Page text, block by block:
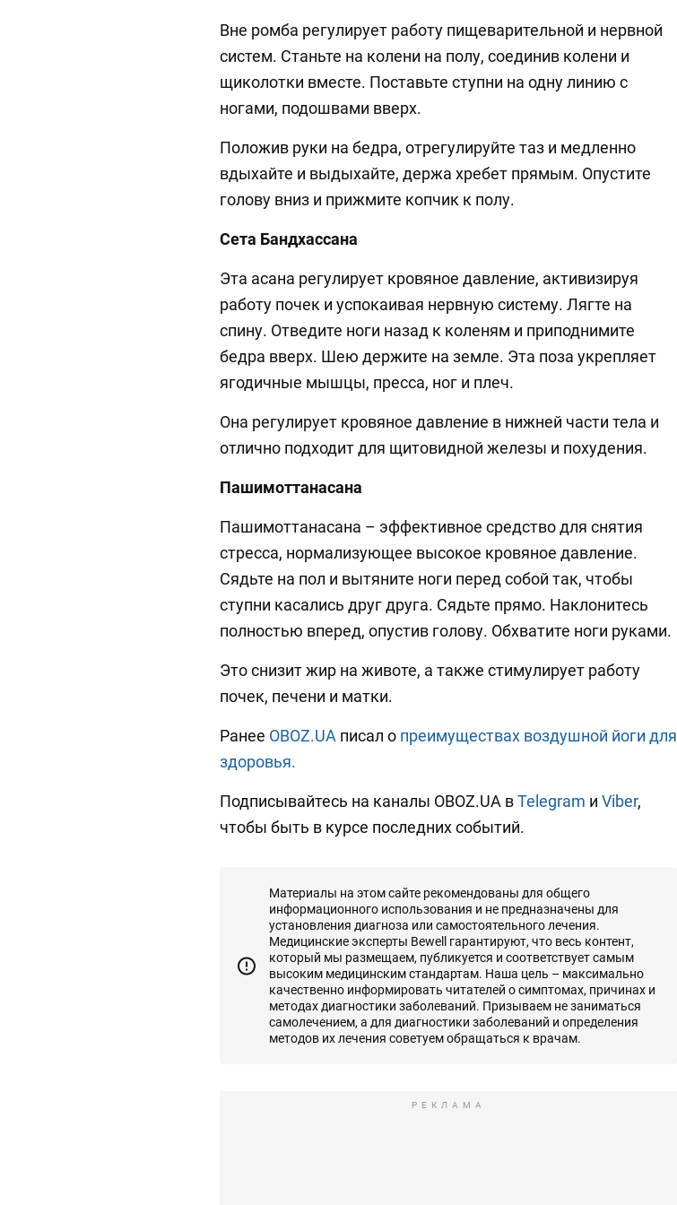
Вне ромба регулирует работу пищеварительной и нервной
систем. Станьте на колени на полу, соединив колени и
щиколотки вместе. Поставьте ступни на одну линию с
ногами, подошвами вверх.
Положив руки на бедра, отрегулируйте таз и медленно
вдыхайте и выдыхайте, держа хребет прямым. Опустите
голову вниз и прижмите копчик к полу.
Сета Бандхассана
Эта асана регулирует кровяное давление, активизируя
работу почек и успокаивая нервную систему. Лягте на
спину. Отведите ноги назад к коленям и приподнимите
бедра вверх. Шею держите на земле. Эта поза укрепляет
ягодичные мышцы, пресса, ног и плеч.
Она регулирует кровяное давление в нижней части тела и
отлично подходит для щитовидной железы и похудения.
Пашимоттанасана
Пашимоттанасана – эффективное средство для снятия
стресса, нормализующее высокое кровяное давление.
Сядьте на пол и вытяните ноги перед собой так, чтобы
ступни касались друг друга. Сядьте прямо. Наклонитесь
полностью вперед, опустив голову. Обхватите ноги руками.
Это снизит жир на животе, а также стимулирует работу
почек, печени и матки.
Ранее OBOZ.UA писал о преимуществах воздушной йоги для
здоровья.
Подписывайтесь на каналы OBOZ.UA вTelegram и Viber,
чтобы быть в курсе последних событий.
Материалы на этом сайте рекомендованы для общего
информационного использования и не предназначены для
установления диагноза или самостоятельного лечения.
Медицинские эксперты Bewell гарантируют, что весь контент,
который мы размещаем, публикуется и соответствует самым
высоким медицинским стандартам. Наша цель – максимально
качественно информировать читателей о симптомах, причинах и
методах диагностики заболеваний. Призываем не заниматься
самолечением, а для диагностики заболеваний и определения
методов их лечения советуем обращаться к врачам.
РЕКЛАМА